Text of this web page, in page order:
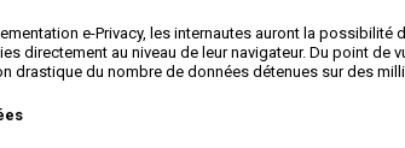
e-Privacy, les internautes auront la possibilité
directement au niveau de leur navigateur. Du point de
drastique du nombre de données détenues sur des